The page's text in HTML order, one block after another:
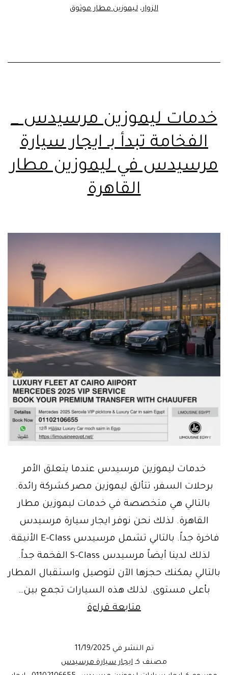
الزوار، ليموزين مطار موثوق
خدمات ليموزين مرسيدس _
الفخامة تبدأ بـ ايجار سيارة
مرسيدس في ليموزين مطار
القاهرة
خدمات ليموزين مرسيدس عندما يتعلق الأمر
برحلات السفر، تتألق ليموزين مصر كشركة رائدة.
بالتالي هي متخصصة في خدمات ليموزين مطار
القاهرة. لذلك نحن نوفر ايجار سيارة مرسيدس
فاخرة جداً. بالتالي تشمل مرسيدس E-Class الأنيقة.
لذلك لدينا أيضاً مرسيدس S-Class الفخمة جداً.
بالتالي يمكنك حجزها الآن لتوصيل واستقبال المطار
بأعلى مستوى. لذلك هذه السيارات تجمع بين…
متابعة قراءةخدمات
مرسيدس
_
تم النشر في 11/19/2025
مصنف كـ ايجار سيارة مرسيدس